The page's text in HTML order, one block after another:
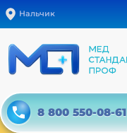
Нальчик
8 800 550-08-61